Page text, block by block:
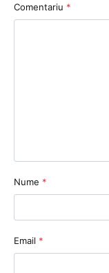
Comentariu *
Nume *
Email *